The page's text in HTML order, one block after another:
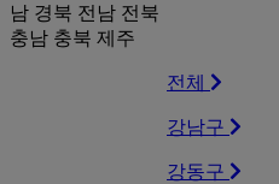
남 경북 전남 전북
충남 충북 제주
전체
강남구
강동구